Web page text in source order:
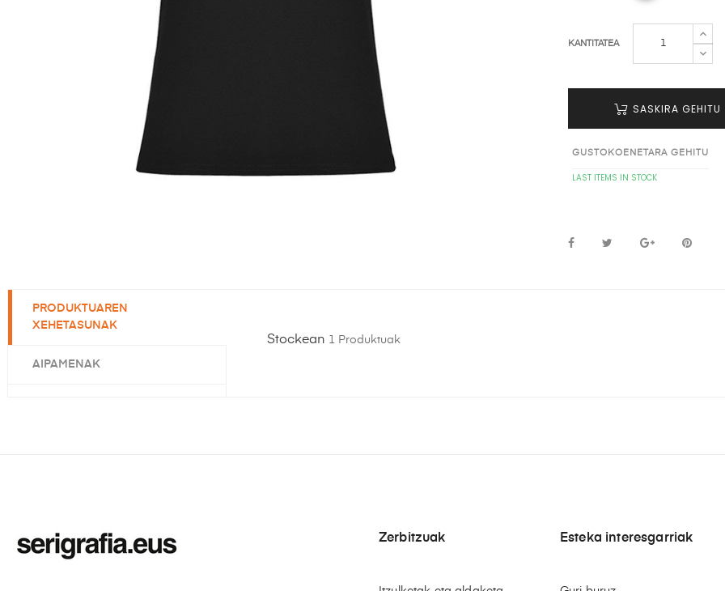
KANTITATEA
SASKIRA GEHITU
GUSTOKOENETARA GEHITU
LAST ITEMS IN STOCK
PRODUKTUAREN
XEHETASUNAK
AIPAMENAK
Stockean 1 Produktuak
Zerbitzuak Esteka interesgarriak